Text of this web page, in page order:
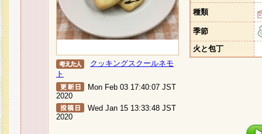
クッキングスクールネモ
ト
Mon Feb 03 17:40:07 JST
2020
Wed Jan 15 13:33:48 JST
2020
種類
季節
火と包丁